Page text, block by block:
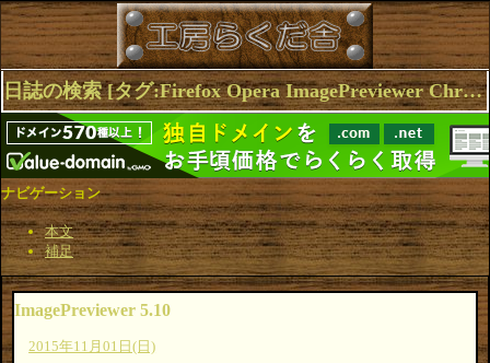
日誌の検索 [タグ:Firefox Opera ImagePreviewer Chrome] 1～4(4件中)
ナビゲーション
本文
補足
ImagePreviewer 5.10
2015年11月01日(日)